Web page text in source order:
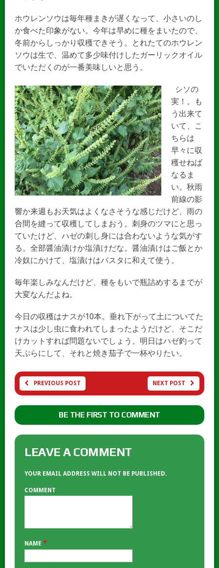
ホウレンソウは毎年種まきが遅くなって、小さいのし
か食べた印象がない。今年は早めに種をまいたので、
冬前からしっかり収穫できそう。とれたてのホウレン
ソウは生で、温めて多少味付けしたガーリックオイル
でいただくのが一番美味しいと思う。
シソの
実！。も
う出来て
いて、こ
ちらは
早々に収
穫せねば
なるま
い。秋雨
前線の影
響か来週もお天気はよくなさそうな感じだけど、雨の
合間を縫って収穫してしまおう。刺身のツマにと思っ
ていたけど、ハゼの刺し身には合わないような気がす
る。全部醤油漬けか塩漬けだな。醤油漬けはご飯とか
冷奴にかけて、塩漬けはパスタに和えて使う。
毎年楽しみなんだけど、種をもいで瓶詰めするまでが
大変なんだよね。
今日の収穫はナスが10本。垂れ下がって土についてた
ナスは少し虫に食われてしまったようだけど、そこだ
けカットすれば問題ないでしょう。明日はハゼ釣って
天ぷらにして、それと焼き茄子で一杯やりたい。
PREVIOUS POST NEXT POST
BE THE FIRST TO COMMENT
LEAVE A COMMENT
YOUR EMAIL ADDRESS WILL NOT BE PUBLISHED.
COMMENT
NAME *